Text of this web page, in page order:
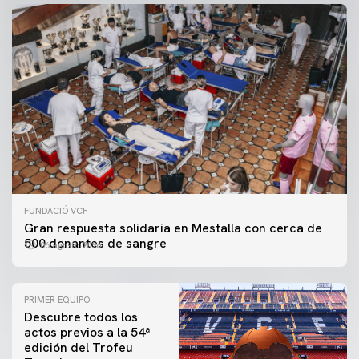
FUNDACIÓ VCF
Gran respuesta solidaria en Mestalla con cerca de
500 donantes de sangre
06 agosto 2026
PRIMER EQUIPO
Descubre todos los
actos previos a la 54ª
edición del Trofeu